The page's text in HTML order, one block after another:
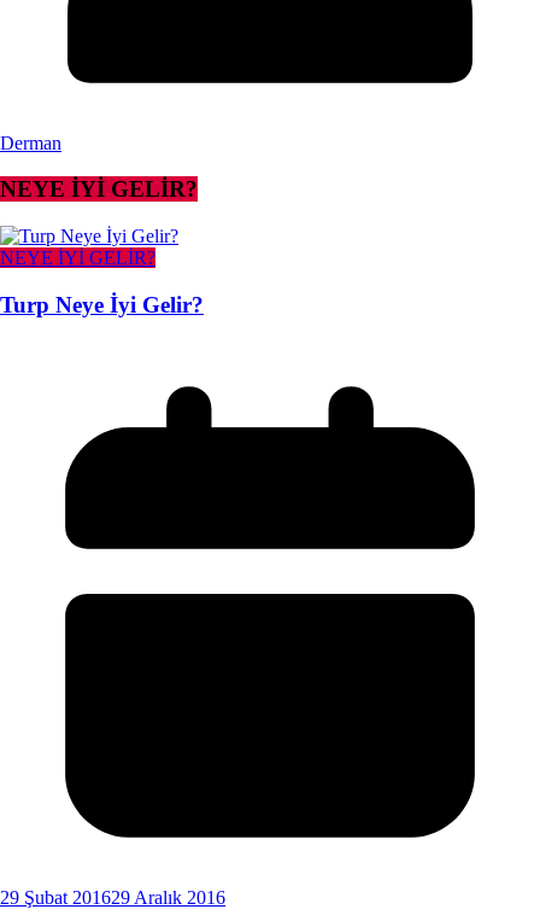
Derman
NEYE İYİ GELİR?
NEYE İYİ GELİR?
Turp Neye İyi Gelir?
29 Şubat 201629 Aralık 2016